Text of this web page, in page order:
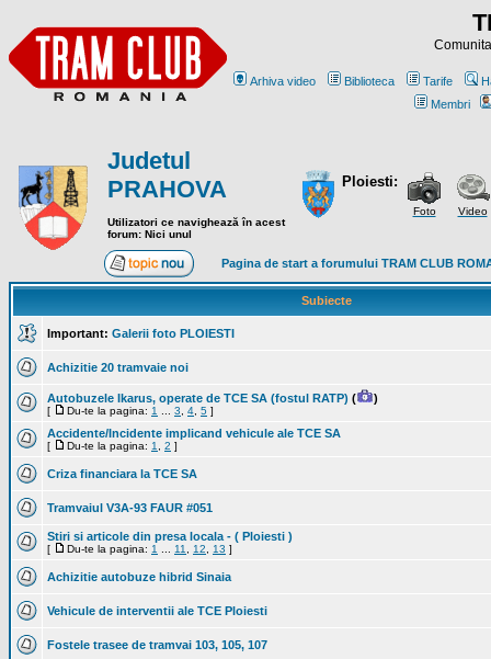
Arhiva video Biblioteca Tarife
Membri
Judetul
PRAHOVA
Utilizatori ce navighează în acest
forum: Nici unul
Ploiesti:
Foto Video
Pagina de start a forumului TRAM CLUB
Subiecte
Important: Galerii foto PLOIESTI
Achizitie 20 tramvaie noi
Autobuzele Ikarus, operate de TCE SA (fostul RATP) ( )
[ Du-te la pagina: 1 3 4 5 ]
Accidente/Incidente implicand vehicule ale TCE SA
[ Du-te la pagina: 1 2 ]
Criza financiara la TCE SA
Tramvaiul V3A-93 FAUR #051
Stiri si articole din presa locala - ( Ploiesti )
[ Du-te la pagina: 1 11 12 13 ]
Achizitie autobuze hibrid Sinaia
Vehicule de interventii ale TCE Ploiesti
Fostele trasee de tramvai 103, 105, 107